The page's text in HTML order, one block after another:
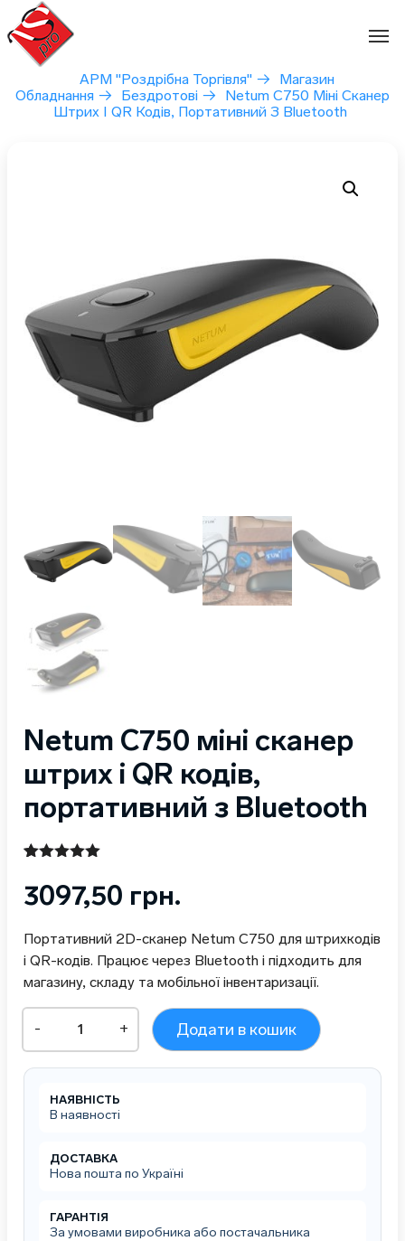
Перейти
вмісту
АРМ "Роздрібна Торгівля" →
Магазин
Обладнання → Бездротові →
Netum C750 Міні Сканер
Штрих І QR Кодів, Портативний З Bluetooth
Netum C750 міні сканер
штрих і QR кодів,
портативний з Bluetooth
5.00з 5 на
основі
3097,50 грн.
Портативний 2D-сканер Netum C750 для штрихкодів
і QR-кодів. Працює через Bluetooth і підходить для
магазину, складу та мобільної інвентаризації.
Netum
C750
міні
сканер
портативний
кількість
- + Додати в кошик
НАЯВНІСТЬ
В наявності
ДОСТАВКА
Нова пошта по Україні
ГАРАНТІЯ
За умовами виробника або постачальника